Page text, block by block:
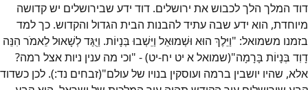
דוד המלך הלך לכבוש את ירושלים. דוד ידע שבירושלים יש קדושה
מיוחדת, הוא ידע שבה עתיד להבנות הבית הגדול והקדוש. כך למד
בזמנו משמואל: "וַיֵּלֶךְ הוּא וּשְׁמוּאֵל וַיֵּשְׁבוּ בְּנָיוֹת. וַיֻּגַּד לְשָׁאוּל לֵאמֹר הִנֵּה
דָוִד בְּנָיוֹת בָּרָמָה"(שמואל א יט יח-יט) - "וכי מה ענין ניות אצל רמה?
אלא, שהיו יושבין ברמה ועוסקין בנויו של עולם"(זבחים נד:). לכן כשדוד